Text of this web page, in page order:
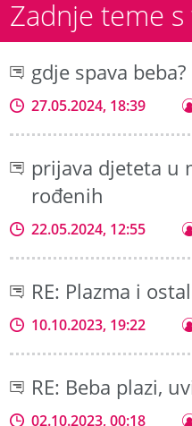
Zadnje teme
gdje spava beba?
27.05.2024, 18:39
prijava djeteta u
rođenih
22.05.2024, 12:55
RE: Plazma i
10.10.2023, 19:22
RE: Beba plazi,
02.10.2023, 00:18